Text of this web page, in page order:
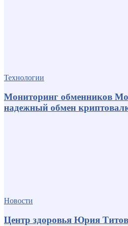
Технологии
Мониторинг обменников
надежный обмен
Новости
Центр здоровья Юрия